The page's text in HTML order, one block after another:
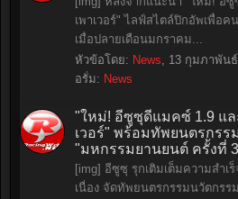
เพาเวอร์" ไลฟ์สไตล์ปิกอัพเพื่อ
เมื่อปลายเดือนมกราคม...
หัวข้อโดย: News, 13 กุมภาพัน
อรั่ม: News
"ใหม่! อีซูซุดีแมคซ์ 1.9 แล
เวอร์" พร้อมทัพยนตรกรร
"มหกรรมยานยนต์ ครั้งที่
[img] อีซูซุ รุกเติมเต็มความสำเ
เนื่อง จัดทัพยนตรกรรมนวัตกร